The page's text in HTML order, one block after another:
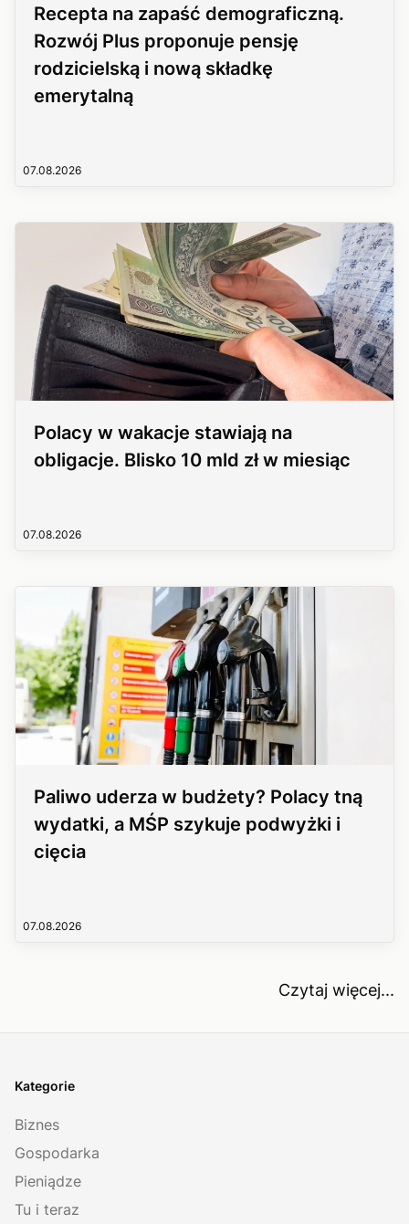
Recepta na zapaść demograficzną.
Rozwój Plus proponuje pensję
rodzicielską i nową składkę
emerytalną
07.08.2026
Polacy w wakacje stawiają na
obligacje. Blisko 10 mld zł w miesiąc
07.08.2026
Paliwo uderza w budżety? Polacy tną
wydatki, a MŚP szykuje podwyżki i
cięcia
07.08.2026
Czytaj więcej...
Kategorie
Biznes
Gospodarka
Pieniądze
Tu i teraz